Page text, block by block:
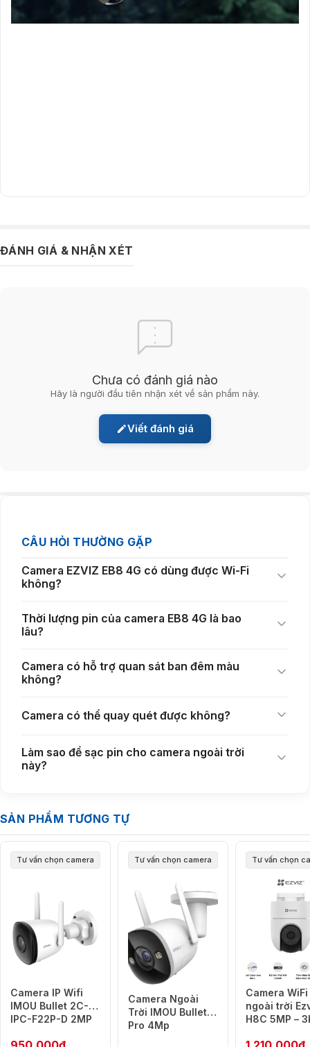
quan sát nhiều khu vực khác nhau chỉ với một thiết bị duy nhất.
giám sát trong sân vườn, bãi xe, khu vực cổng ra vào hoặc các khuôn
viên rộng. Đây là lợi thế lớn đối với những người đang tìm kiếm một
tiết hơn
Nhiều sự cố an ninh thường xảy ra vào ban đêm, vì vậy chất lượng ghi
hình trong điều kiện thiếu sáng là tiêu chí rất quan trọng.
Camera
EZVIZ EB8
được tích hợp hồng ngoại với tầm nhìn xa tới 15m cùng hệ
thống đèn LED trợ sáng giúp ghi hình màu vào ban đêm.
Khả năng quan sát có màu giúp nhận diện đối tượng, màu sắc phương
tiện và các chi tiết quan trọng chính xác hơn. Đây là điểm cộng đáng
giá đối với người dùng đang tìm kiếm mộtcamera ban đêmchất lượng
cao cho nhu cầu bảo vệ tài sản.
ĐÁNH GIÁ & NHẬN XÉT
Chưa có đánh giá nào
Hãy là người đầu tiên nhận xét về sản phẩm này.
Viết đánh giá
CÂU HỎI THƯỜNG GẶP
Camera EZVIZ EB8 4G có dùng được Wi-Fi
không?
Thời lượng pin của camera EB8 4G là bao
lâu?
Camera có hỗ trợ quan sát ban đêm màu
không?
Camera có thể quay quét được không?
Làm sao để sạc pin cho camera ngoài trời
này?
SẢN PHẨM TƯƠNG TỰ
Tư vấn chọn camera
Camera IP Wifi
IMOU Bullet 2C-D
IPC-F22P-D 2MP
Tư vấn chọn camera
Camera Ngoài
Trời IMOU Bullet 2
Pro 4Mp
Tư vấn chọn
Camera WiFi
ngoài trời
H8C 5MP –